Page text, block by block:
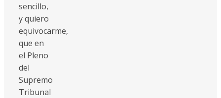
sencillo,
y quiero
equivocarme,
que en
el Pleno
del
Supremo
Tribunal